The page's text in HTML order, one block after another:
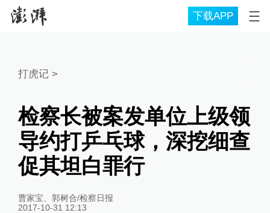
下载APP
打虎记>
检察长被案发单位上级领
导约打乒乓球，深挖细查
促其坦白罪行
曹家宝、郭树合/检察日报
2017-10-31 12:13